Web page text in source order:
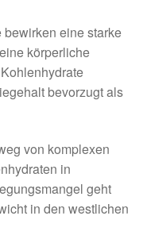
eine starke
körperliche
bevorzugt als
von komplexen
in
geht
in den westlichen